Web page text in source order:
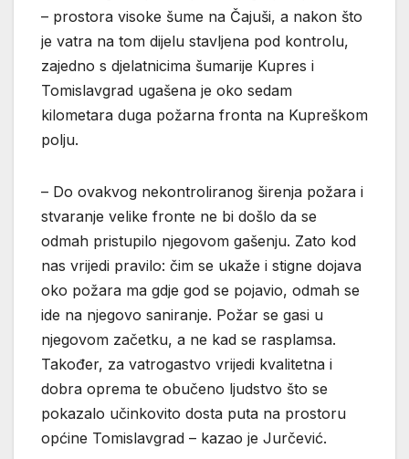
– prostora visoke šume na Čajuši, a nakon što
je vatra na tom dijelu stavljena pod kontrolu,
zajedno s djelatnicima šumarije Kupres i
Tomislavgrad ugašena je oko sedam
kilometara duga požarna fronta na Kupreškom
polju.
– Do ovakvog nekontroliranog širenja požara i
stvaranje velike fronte ne bi došlo da se
odmah pristupilo njegovom gašenju. Zato kod
nas vrijedi pravilo: čim se ukaže i stigne dojava
oko požara ma gdje god se pojavio, odmah se
ide na njegovo saniranje. Požar se gasi u
njegovom začetku, a ne kad se rasplamsa.
Također, za vatrogastvo vrijedi kvalitetna i
dobra oprema te obučeno ljudstvo što se
pokazalo učinkovito dosta puta na prostoru
općine Tomislavgrad – kazao je Jurčević.